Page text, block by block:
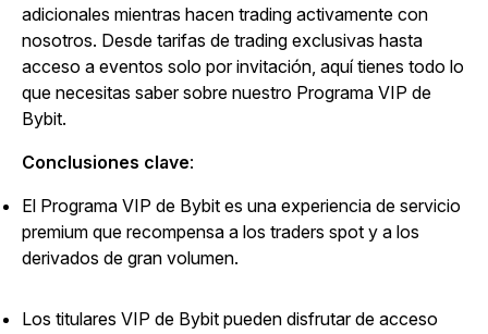
adicionales mientras hacen trading activamente con
nosotros. Desde tarifas de trading exclusivas hasta
acceso a eventos solo por invitación, aquí tienes todo lo
que necesitas saber sobre nuestro Programa VIP de
Bybit.
Conclusiones clave:
El Programa VIP de Bybit es una experiencia de servicio
premium que recompensa a los traders spot y a los
derivados de gran volumen.
Los titulares VIP de Bybit pueden disfrutar de acceso